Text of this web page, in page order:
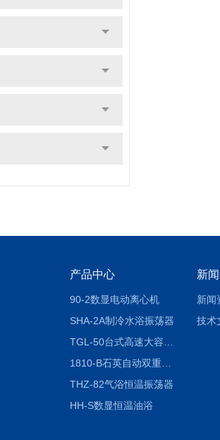
产品中心
90-2数显电动离心机
SHA-2A制冷水浴振荡器
1810-B石英自动双重纯水蒸馏水器
THZ-82气浴恒温振荡器
HH-S数显恒温油浴
新
新闻
技术